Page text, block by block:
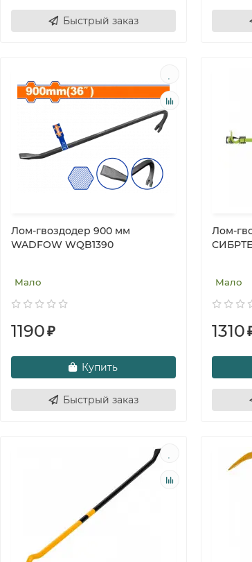
Быстрый заказ
Лом-гвоздодер 900 мм
WADFOW WQB1390
Мало
1190₽
Купить
Быстрый заказ
Лом-
Мало
1310